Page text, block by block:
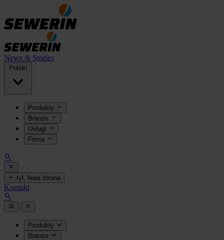
News & Stories
Polski
Produkty
Branże
Usługi
Firma
tył, lewa strona
Kontakt
Produkty
Branże